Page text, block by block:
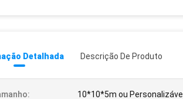
Detalhada Descrição De Produto
10*10*5m ou Personalizável